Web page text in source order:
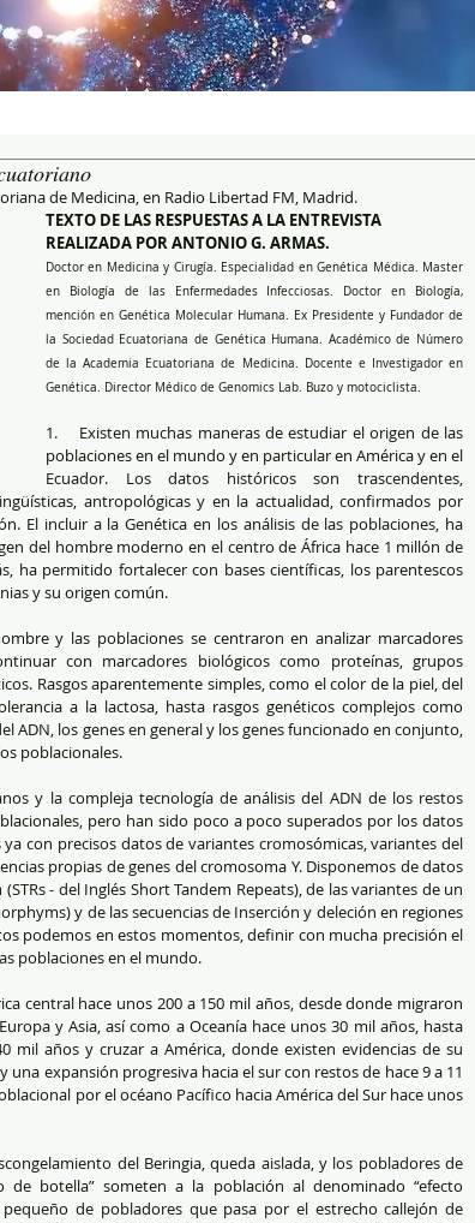
de Medicina, en Radio Libertad FM, Madrid.
TEXTO DE LAS RESPUESTAS A LA ENTREVISTA
REALIZADA POR ANTONIO G. ARMAS.
Doctor en Medicina y Cirugía. Especialidad en Genética Médica. Master
en Biología de las Enfermedades Infecciosas. Doctor en Biología,
mención en Genética Molecular Humana. Ex Presidente y Fundador de
la Sociedad Ecuatoriana de Genética Humana. Académico de Número
de la Academia Ecuatoriana de Medicina. Docente e Investigador en
Genética. Director Médico de Genomics Lab. Buzo y motociclista.
1.    Existen muchas maneras de estudiar el origen de las
poblaciones en el mundo y en particular en América y en el
Ecuador. Los datos históricos son trascendentes,
antropológicas y en la actualidad, confirmados por
El incluir a la Genética en los análisis de las poblaciones, ha
del hombre moderno en el centro de África hace 1 millón de
ha permitido fortalecer con bases científicas, los parentescos
y su origen común.
y las poblaciones se centraron en analizar marcadores
con marcadores biológicos como proteínas, grupos
Rasgos aparentemente simples, como el color de la piel, del
a la lactosa, hasta rasgos genéticos complejos como
ADN, los genes en general y los genes funcionado en conjunto,
poblacionales.
y la compleja tecnología de análisis del ADN de los restos
pero han sido poco a poco superados por los datos
con precisos datos de variantes cromosómicas, variantes del
propias de genes del cromosoma Y. Disponemos de datos
- del Inglés Short Tandem Repeats), de las variantes de un
y de las secuencias de Inserción y deleción en regiones
podemos en estos momentos, definir con mucha precisión el
poblaciones en el mundo.
central hace unos 200 a 150 mil años, desde donde migraron
y Asia, así como a Oceanía hace unos 30 mil años, hasta
mil años y cruzar a América, donde existen evidencias de su
expansión progresiva hacia el sur con restos de hace 9 a 11
por el océano Pacífico hacia América del Sur hace unos
del Beringia, queda aislada, y los pobladores de
de botella” someten a la población al denominado “efecto
de pobladores que pasa por el estrecho callejón de